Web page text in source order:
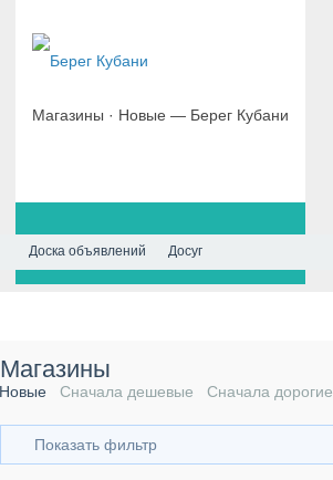
Магазины · Новые — Берег Кубани
Доска объявлений Досуг
Магазины
Новые Сначала дешевые Сначала дорогие
Показать фильтр